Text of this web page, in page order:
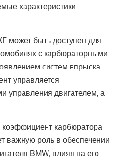
характеристики
может быть доступен для
с карбюраторными
систем впрыска
управляется
управления двигателем, а
коэффициент карбюратора
важную роль в обеспечении
BMW, влияя на его